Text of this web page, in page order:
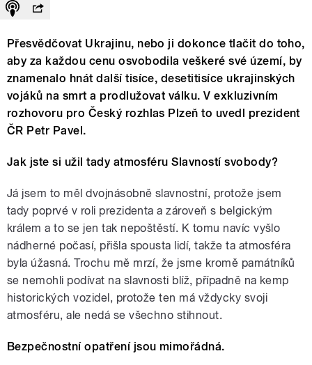
Přesvědčovat Ukrajinu, nebo ji dokonce tlačit do toho,
aby za každou cenu osvobodila veškeré své území, by
znamenalo hnát další tisíce, desetitisíce ukrajinských
vojáků na smrt a prodlužovat válku. V exkluzivním
rozhovoru pro Český rozhlas Plzeň to uvedl prezident
ČR Petr Pavel.
Jak jste si užil tady atmosféru Slavností svobody?
Já jsem to měl dvojnásobně slavnostní, protože jsem
tady poprvé v roli prezidenta a zároveň s belgickým
králem a to se jen tak nepoštěstí. K tomu navíc vyšlo
nádherné počasí, přišla spousta lidí, takže ta atmosféra
byla úžasná. Trochu mě mrzí, že jsme kromě památníků
se nemohli podívat na slavnosti blíž, případně na kemp
historických vozidel, protože ten má vždycky svoji
atmosféru, ale nedá se všechno stihnout.
Bezpečnostní opatření jsou mimořádná.